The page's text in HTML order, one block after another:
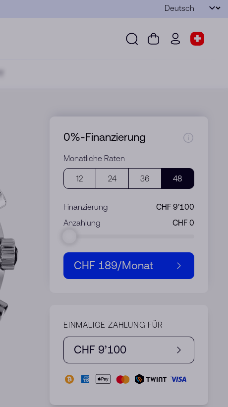
Sprache
Senden
0%-Finanzierung
Monatliche Raten
12 24 36 48
Finanzierung
CHF 9’100
Anzahlung
CHF 189/Monat
EINMALIGE ZAHLUNG FÜR
CHF 9’100